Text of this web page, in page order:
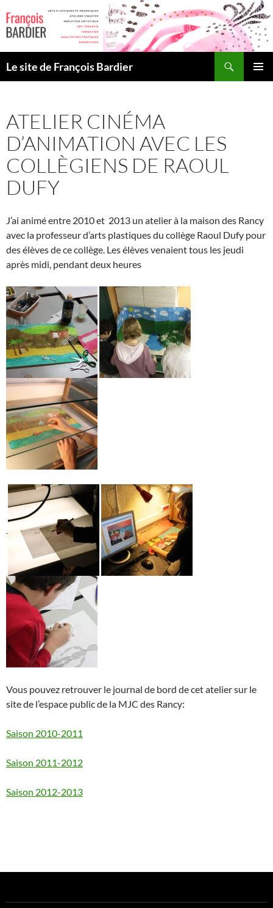
au
contenu
Le site de François Bardier
ATELIER CINÉMA
D’ANIMATION AVEC LES
COLLÈGIENS DE RAOUL
DUFY
J’ai animé entre 2010 et 2013 un atelier à la maison des Rancy
avec la professeur d’arts plastiques du collège Raoul Dufy pour
des élèves de ce collège. Les élèves venaient tous les jeudi
après midi, pendant deux heures
Vous pouvez retrouver le journal de bord de cet atelier sur le
site de l’espace public de la MJC des Rancy:
Saison 2010-2011
Saison 2011-2012
Saison 2012-2013